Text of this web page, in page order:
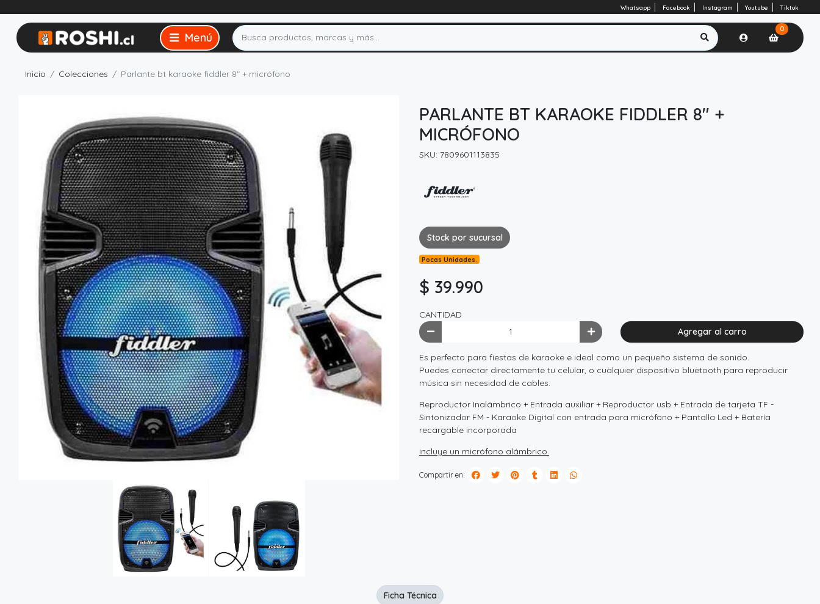
Whatsapp Facebook Instagram Youtube Tiktok
0
Inicio Colecciones Parlante bt karaoke fiddler 8" + micrófono
PARLANTE BT KARAOKE FIDDLER 8" +
MICRÓFONO
SKU: 7809601113835
Stock por sucursal
Pocas Unidades.
$ 39.990
CANTIDAD
Agregar al carro
Es perfecto para fiestas de karaoke e ideal como un pequeño sistema de sonido.
Puedes conectar directamente tu celular, o cualquier dispositivo bluetooth para reproducir
música sin necesidad de cables.
Reproductor Inalámbrico + Entrada auxiliar + Reproductor usb + Entrada de tarjeta TF -
Sintonizador FM - Karaoke Digital con entrada para micrófono + Pantalla Led + Batería
recargable incorporada
incluye un micrófono alámbrico.
Compartir en:
Ficha Técnica